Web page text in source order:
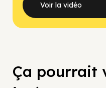
Voir la vidéo
Ça pourrait